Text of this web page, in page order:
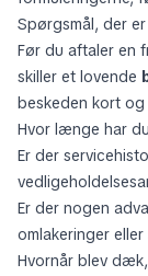
Spørgsmål, der
Før du aftaler en
skiller et lovende
beskeden kort og
Hvor længe har
Er der
Er der nogen
omlakeringer
Hvornår blev